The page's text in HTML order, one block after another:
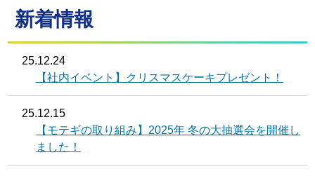
新着情報
25.12.24
【社内イベント】クリスマスケーキプレゼント！
25.12.15
【モテギの取り組み】2025年 冬の大抽選会を開催し
ました！